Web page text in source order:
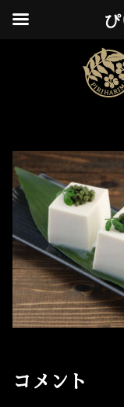
コメント
ぴ